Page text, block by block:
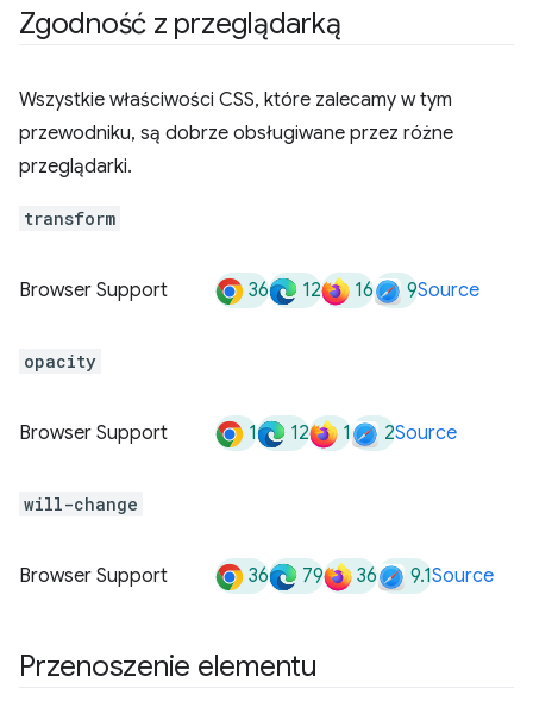
Zgodność z przeglądarką
Wszystkie właściwości CSS, które zalecamy w tym
przewodniku, są dobrze obsługiwane przez różne
przeglądarki.
transform
Browser Support 36 12 16 9Source
opacity
Browser Support 1 12 1 2Source
will-change
Browser Support 36 79 36 9.1Source
Przenoszenie elementu